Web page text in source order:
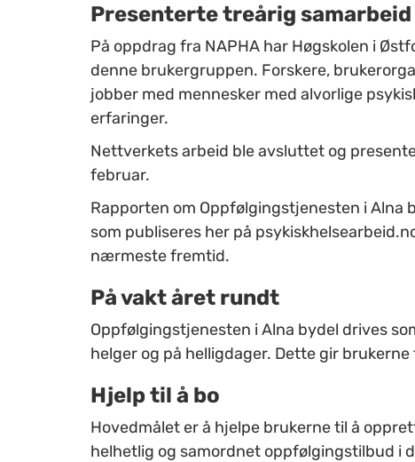
Presenterte treårig samarbeid
På oppdrag fra NAPHA har Høgskolen i
denne brukergruppen. Forskere,
jobber med mennesker med alvorlige
erfaringer.
Nettverkets arbeid ble avsluttet og
februar.
Rapporten om Oppfølgingstjenesten i Alna
som publiseres her på
nærmeste fremtid.
På vakt året rundt
Oppfølgingstjenesten i Alna bydel drives
helger og på helligdager. Dette gir
Hjelp til å bo
Hovedmålet er å hjelpe brukerne til å
helhetlig og samordnet oppfølgingstilbud i